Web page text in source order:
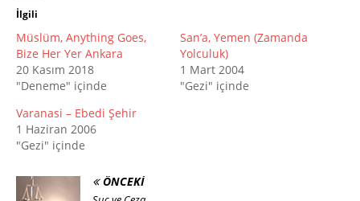
İlgili
Müslüm, Anything Goes,
Bize Her Yer Ankara
20 Kasım 2018
"Deneme" içinde
San’a, Yemen (Zamanda
Yolculuk)
1 Mart 2004
"Gezi" içinde
Varanasi – Ebedi Şehir
1 Haziran 2006
"Gezi" içinde
ÖNCEKI